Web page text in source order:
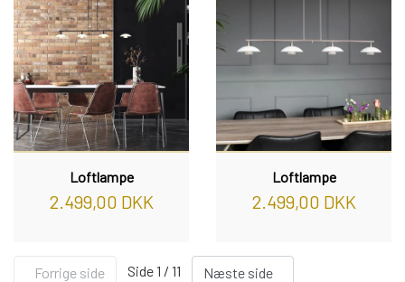
Loftlampe
2.499,00 DKK
Loftlampe
2.499,00 DKK
Forrige side Side 1 / 11 Næste side